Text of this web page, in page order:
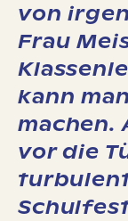
von
Frau
kann
machen.
vor die